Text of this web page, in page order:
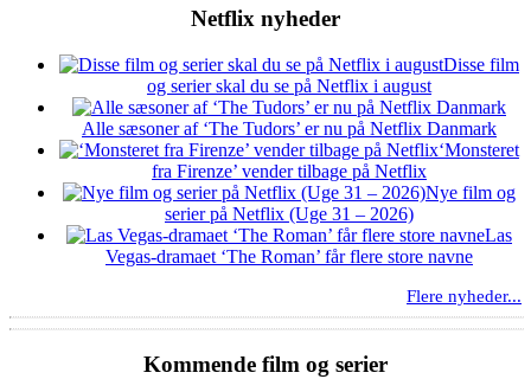
Netflix nyheder
Disse film
og serier skal du se på Netflix i august
Alle sæsoner af ‘The Tudors’ er nu på Netflix Danmark
‘Monsteret
fra Firenze’ vender tilbage på Netflix
Nye film og
serier på Netflix (Uge 31 – 2026)
Las
Vegas-dramaet ‘The Roman’ får flere store navne
Flere nyheder...
Kommende film og serier